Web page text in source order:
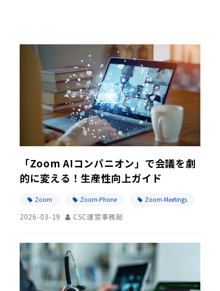
「Zoom AIコンパニオン」で会議を劇
的に変える！生産性向上ガイド
Zoom Zoom-Phone Zoom-Meetings
2026-03-19 CSC運営事務局